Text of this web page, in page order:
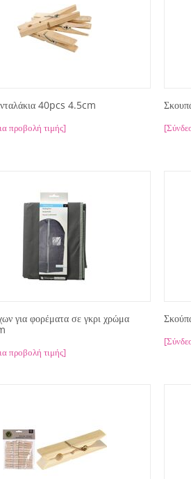
40pcs 4.5cm
προβολή τιμής]
για φορέματα σε γκρι χρώμα
προβολή τιμής]